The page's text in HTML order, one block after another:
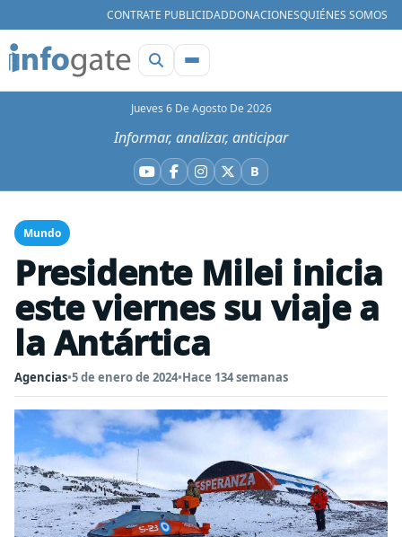
CONTRATE PUBLICIDADDONACIONESQUIÉNES SOMOS
Jueves 6 De Agosto De 2026
Informar, analizar, anticipar
YouTube
Facebook
Instagram
X BBluesky
Mundo
Presidente Milei inicia
este viernes su viaje a
la Antártica
Agencias•5 de enero de 2024•Hace 134 semanas